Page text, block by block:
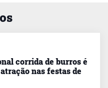
corrida de burros é
nas festas de